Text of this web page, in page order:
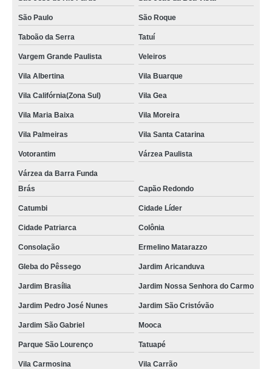
onde fazer locação de toalha branca de rosto Vila Olímpia
locação de toalhas branca para salão Arujá
locação de toalhas de rosto Osasco
locação de toalha banho e rosto cotar Jaraguá
locação de toalha de rosto preta Vila dos Andrades
locação de toalhas branca para salão Jaú
locação de toalha branca de rosto Vila Nova Conceição
locação de toalha branca para salão cotar Vila Ré
locação de toalhas banho e rosto Ipiranga
locação de toalha branca de rosto cotar Elias Fausto
locação de toalhas para rosto Jardim Maristela
empresa de locação de toalha branca de rosto Jardim Nossa Senhora do
Carmo
onde fazer locação de toalha de rosto para salão Vila Jaraguá
empresa de locação de toalha de rosto para salão Capão Redondo
São Paulo São Roque
Taboão da Serra Tatuí
Vargem Grande Paulista Veleiros
Vila Albertina Vila Buarque
Vila Califórnia(Zona Sul) Vila Gea
Vila Maria Baixa Vila Moreira
Vila Palmeiras Vila Santa Catarina
Votorantim Várzea Paulista
Várzea da Barra Funda
Brás
Capão Redondo
Catumbi Cidade Líder
Cidade Patriarca Colônia
Consolação Ermelino Matarazzo
Gleba do Pêssego Jardim Aricanduva
Jardim Brasília Jardim Nossa Senhora do Carmo
Jardim Pedro José Nunes Jardim São Cristóvão
Jardim São Gabriel Mooca
Parque São Lourenço Tatuapé
Vila Carmosina Vila Carrão